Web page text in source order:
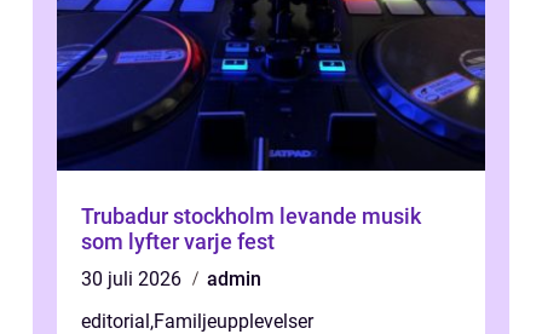
Trubadur stockholm levande musik
som lyfter varje fest
30 juli 2026
admin
editorial,Familjeupplevelser